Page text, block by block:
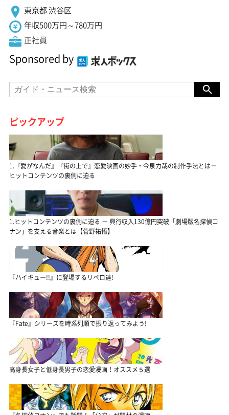
東京都 渋谷区
年収500万円～780万円
正社員
Sponsored by
ピックアップ
1.『愛がなんだ』『街の上で』恋愛映画の妙手・今泉力哉の制作手法とは－
ヒットコンテンツの裏側に迫る
1.ヒットコンテンツの裏側に迫る － 興行収入130億円突破「劇場版名探偵コ
ナン」を支える音楽とは【菅野祐悟】
『ハイキュー!!』に登場するリベロ達!
『Fate』シリーズを時系列順で振り返ってみよう!
高身長女子と低身長男子の恋愛漫画！オススメ５選